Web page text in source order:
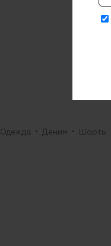
Одежда Деним Шорты